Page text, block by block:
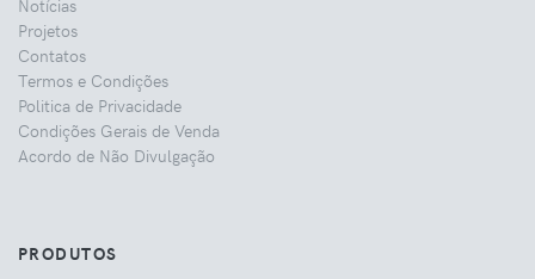
Projetos
Contatos
Termos e Condições
Politica de Privacidade
Condições Gerais de Venda
Acordo de Não Divulgação
PRODUTOS